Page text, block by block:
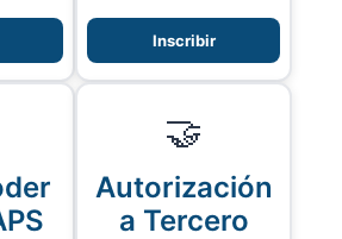
Inscribir
🤝
Autorización
a Tercero